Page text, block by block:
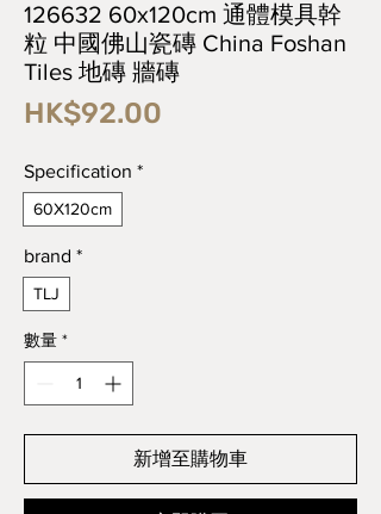
126632 60x120cm 通體模具幹
粒 中國佛山瓷磚 China Foshan
Tiles 地磚 牆磚
HK$92.00
Specification *
60X120cm
brand *
TLJ
數量 *
新增至購物車